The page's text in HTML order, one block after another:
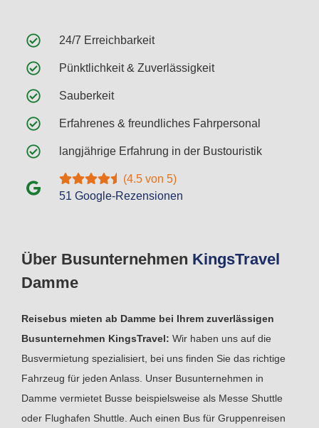
Über Busunternehmen KingsTravel
Damme
Reisebus mieten ab Damme bei Ihrem zuverlässigen
Busunternehmen KingsTravel: Wir haben uns auf die
Busvermietung spezialisiert, bei uns finden Sie das richtige
Fahrzeug für jeden Anlass. Unser Busunternehmen in
Damme vermietet Busse beispielsweise als Messe Shuttle
oder Flughafen Shuttle. Auch einen Bus für Gruppenreisen
24/7 Erreichbarkeit
Pünktlichkeit & Zuverlässigkeit
Sauberkeit
Erfahrenes & freundliches Fahrpersonal
langjährige Erfahrung in der Bustouristik
(4.5 von 5)
51 Google-Rezensionen